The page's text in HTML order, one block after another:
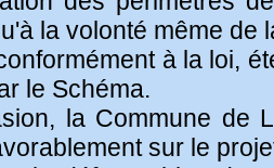
la volonté même de
à la loi,
le Schéma.
la Commune de
sur le